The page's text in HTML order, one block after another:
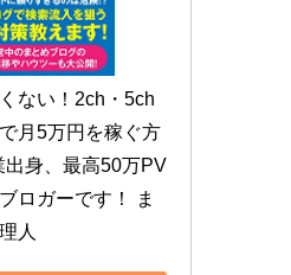
ない！2ch・5ch
月5万円を稼ぐ方
出身、最高50万PV
ロガーです！ ま
人